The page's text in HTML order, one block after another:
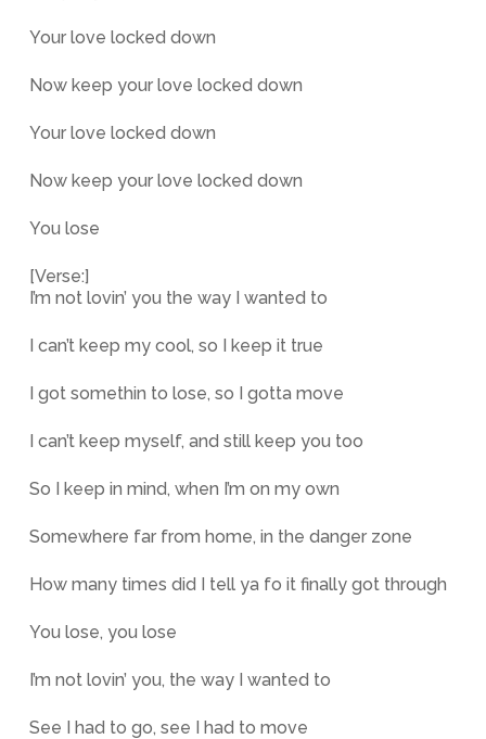
Your love locked down
Now keep your love locked down
Your love locked down
Now keep your love locked down
You lose
[Verse:]
I’m not lovin’ you the way I wanted to
I can’t keep my cool, so I keep it true
I got somethin to lose, so I gotta move
I can’t keep myself, and still keep you too
So I keep in mind, when I’m on my own
Somewhere far from home, in the danger zone
How many times did I tell ya fo it finally got through
You lose, you lose
I’m not lovin’ you, the way I wanted to
See I had to go, see I had to move